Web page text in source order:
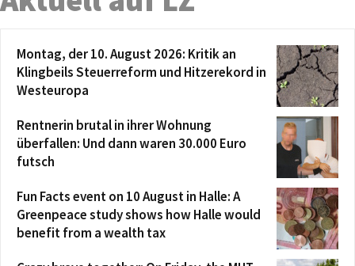
Montag, der 10. August 2026: Kritik an
Klingbeils Steuerreform und Hitzerekord in
Westeuropa
Rentnerin brutal in ihrer Wohnung
überfallen: Und dann waren 30.000 Euro
futsch
Fun Facts event on 10 August in Halle: A
Greenpeace study shows how Halle would
benefit from a wealth tax